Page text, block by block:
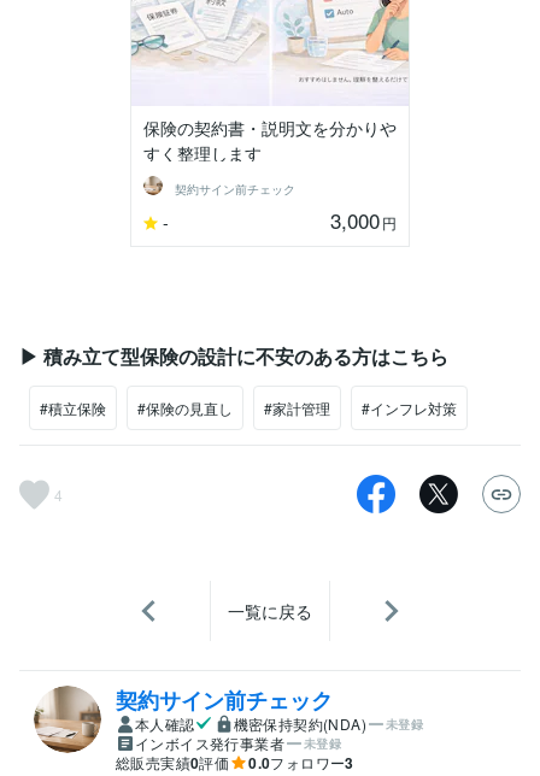
保険の契約書・説明文を分かりや
すく整理します
契約サイン前チェック
- 3,000円
▶ 積み立て型保険の設計に不安のある方はこちら
#積立保険 #保険の見直し #家計管理 #インフレ対策
4
一覧に戻る
契約サイン前チェック
本人確認 機密保持契約(NDA) 未登録
インボイス発行事業者 未登録
総販売実績0評価 0.0フォロワー3